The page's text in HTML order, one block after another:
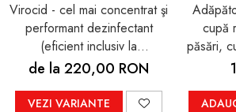
Virocid - cel mai concentrat şi
performant dezinfectant
(eficient inclusiv la
coronavirus, pesta porcină şi
la gripa aviară!)
de la 220,00 RON
VEZI VARIANTE
cupă
păsări,